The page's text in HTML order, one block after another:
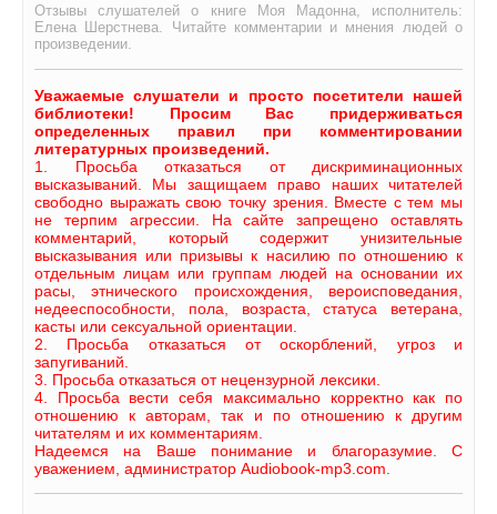
Отзывы слушателей о книге Моя Мадонна, исполнитель:
Елена Шерстнева. Читайте комментарии и мнения людей о
произведении.
Уважаемые слушатели и просто посетители нашей
библиотеки! Просим Вас придерживаться
определенных правил при комментировании
литературных произведений.
1. Просьба отказаться от дискриминационных
высказываний. Мы защищаем право наших читателей
свободно выражать свою точку зрения. Вместе с тем мы
не терпим агрессии. На сайте запрещено оставлять
комментарий, который содержит унизительные
высказывания или призывы к насилию по отношению к
отдельным лицам или группам людей на основании их
расы, этнического происхождения, вероисповедания,
недееспособности, пола, возраста, статуса ветерана,
касты или сексуальной ориентации.
2. Просьба отказаться от оскорблений, угроз и
запугиваний.
3. Просьба отказаться от нецензурной лексики.
4. Просьба вести себя максимально корректно как по
отношению к авторам, так и по отношению к другим
читателям и их комментариям.
Надеемся на Ваше понимание и благоразумие. С
уважением, администратор Audiobook-mp3.com.